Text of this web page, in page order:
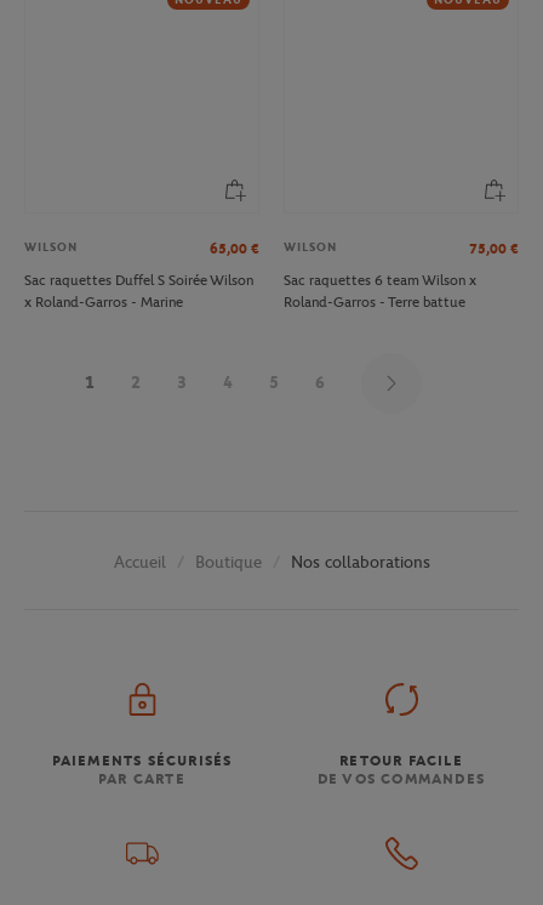
WILSON 65,00 €
Sac raquettes Duffel S Soirée Wilson
x Roland-Garros - Marine
WILSON 75,00 €
Sac raquettes 6 team Wilson x
Roland-Garros - Terre battue
1 2 3 4 5 6
Accueil Boutique Nos collaborations
PAIEMENTS SÉCURISÉS
PAR CARTE
RETOUR FACILE
DE VOS COMMANDES